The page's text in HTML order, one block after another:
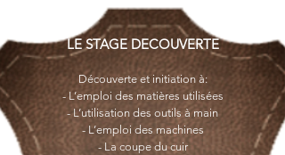
LE STAGE DECOUVERTE
Découverte et initiation à:
- L’emploi des matières utilisées
- L’utilisation des outils à main
- L’emploi des machines
- La coupe du cuir